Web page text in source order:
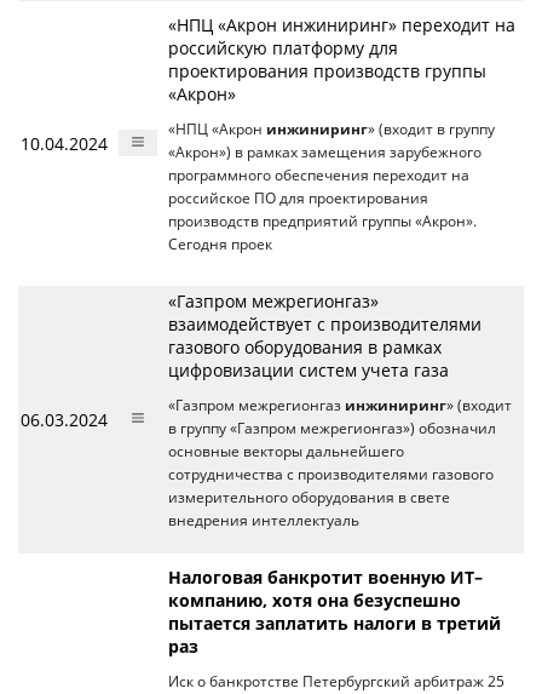
10.04.2024
«НПЦ «Акрон инжиниринг» переходит на
российскую платформу для
проектирования производств группы
«Акрон»
«НПЦ «Акрон инжиниринг» (входит в группу
«Акрон») в рамках замещения зарубежного
программного обеспечения переходит на
российское ПО для проектирования
производств предприятий группы «Акрон».
Сегодня проек
06.03.2024
«Газпром межрегионгаз»
взаимодействует с производителями
газового оборудования в рамках
цифровизации систем учета газа
«Газпром межрегионгаз инжиниринг» (входит
в группу «Газпром межрегионгаз») обозначил
основные векторы дальнейшего
сотрудничества с производителями газового
измерительного оборудования в свете
внедрения интеллектуаль
Налоговая банкротит военную ИT–
компанию, хотя она безуспешно
пытается заплатить налоги в третий
раз
Иск о банкротстве Петербургский арбитраж 25